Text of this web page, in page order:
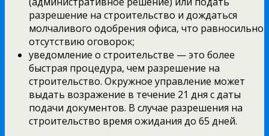
разрешение на строительство и дождаться
молчаливого одобрения офиса, что равносильно
отсутствию оговорок;
уведомление о строительстве — это более
быстрая процедура, чем разрешение на
строительство. Окружное управление может
выдать возражение в течение 21 дня с даты
подачи документов. В случае разрешения на
строительство время ожидания до 65 дней.